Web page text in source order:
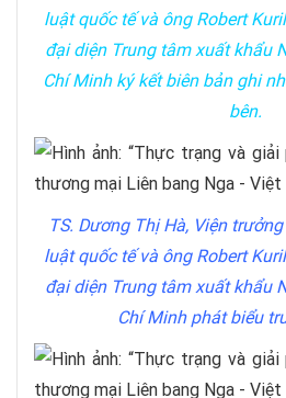
luật quốc tế và ông Robert
đại diện Trung tâm xuất khẩu
Chí Minh ký kết biên bản ghi
bên.
TS. Dương Thị Hà, Viện
luật quốc tế và ông Robert
đại diện Trung tâm xuất khẩu
Chí Minh phát biểu